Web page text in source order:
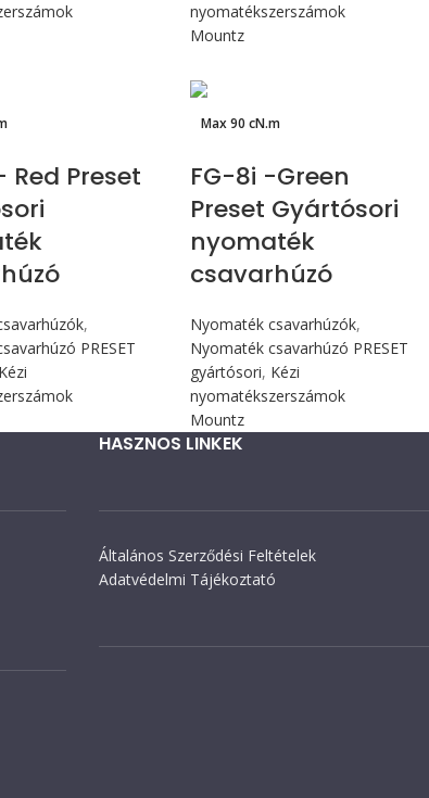
nyomatékszerszámok
Mountz
Red Preset
,
PRESET
Kézi
Max 90 cN.m
FG-8i -Green
Preset Gyártósori
nyomaték
csavarhúzó
Nyomaték csavarhúzók,
Nyomaték csavarhúzó PRESET
gyártósori, Kézi
nyomatékszerszámok
Mountz
HASZNOS LINKEK
Általános Szerződési Feltételek
Adatvédelmi Tájékoztató